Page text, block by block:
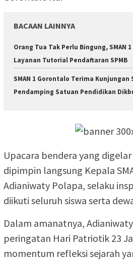
BACAAN LAINNYA
Orang Tua Tak Perlu Bingung, SMAN
Layanan Tutorial Pendaftaran SPMB
SMAN 1 Gorontalo Terima
Pendamping Satuan Pendidikan
Upacara bendera yang
dipimpin langsung Kepala
Adianiwaty Polapa, selaku
diikuti seluruh siswa serta
Dalam amanatnya,
peringatan Hari Patriotik 23
momentum refleksi sejarah